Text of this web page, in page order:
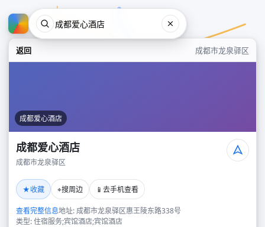
返回 成都市龙泉驿区
成都爱心酒店
成都爱心酒店
成都市龙泉驿区
★收藏 ⌖搜周边 📱 去手机查看
查看完整信息地址: 成都市龙泉驿区惠王陵东路338号
类型: 住宿服务;宾馆酒店;宾馆酒店